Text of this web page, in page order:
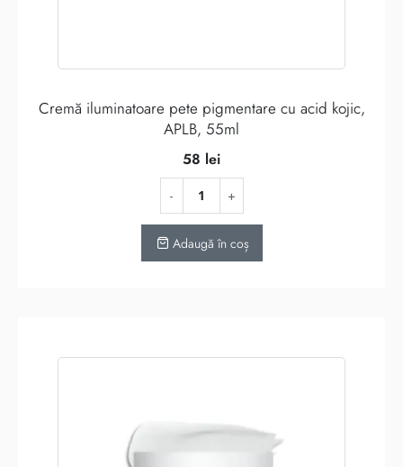
Cremă iluminatoare pete pigmentare cu acid kojic,
APLB, 55ml
58 lei
Adaugă în coș